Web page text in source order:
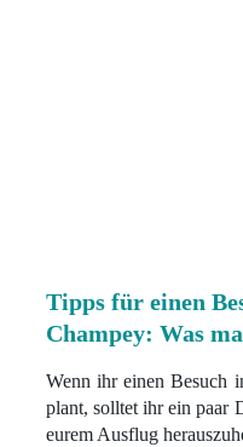
Tipps für einen
Champey: Was
Wenn ihr einen Besuch
plant, solltet ihr ein paar
eurem Ausflug